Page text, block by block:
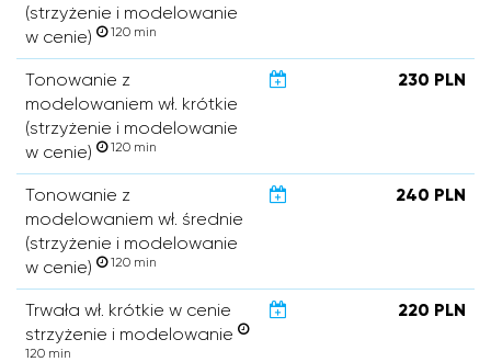
(strzyżenie i modelowanie
w cenie)
120 min
Tonowanie z
modelowaniem wł. krótkie
(strzyżenie i modelowanie
w cenie)
120 min
230 PLN
Tonowanie z
modelowaniem wł. średnie
(strzyżenie i modelowanie
w cenie)
120 min
240 PLN
Trwała wł. krótkie w cenie
strzyżenie i modelowanie
120 min
220 PLN